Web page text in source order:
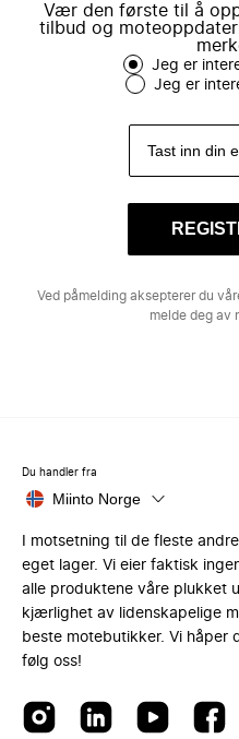
Vær den første til å
tilbud og
Jeg er
Jeg er
Ved påmelding aksepterer du
melde deg av
Du handler fra
Miinto Norge
I motsetning til de fleste
eget lager. Vi eier faktisk
alle produktene våre plukket
kjærlighet av lidenskapelige
beste motebutikker. Vi håper
følg oss!